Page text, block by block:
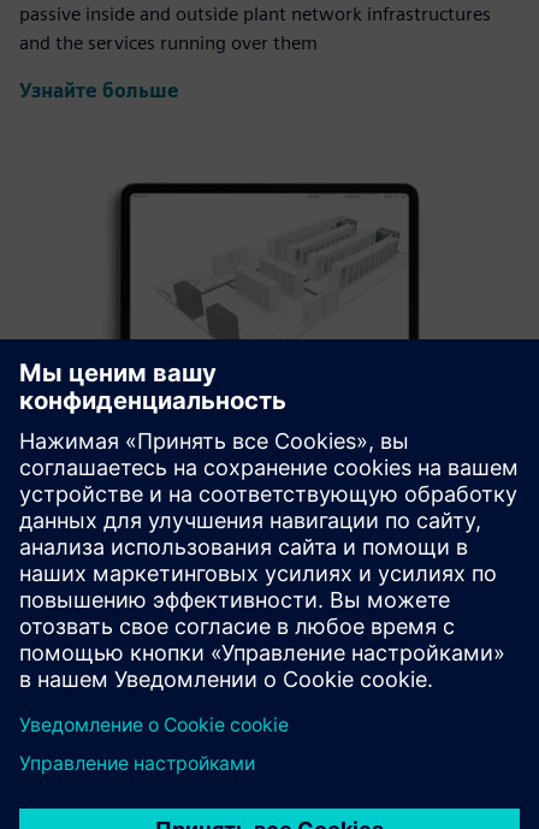
passive inside and outside plant network infrastructures
and the services running over them
Узнайте больше
FNT Data Center Management
Easy data center planning, and management with a digital
twin of the infrastructure, incl. physical, logical and virtual
assets and their dependencies
Узнайте больше